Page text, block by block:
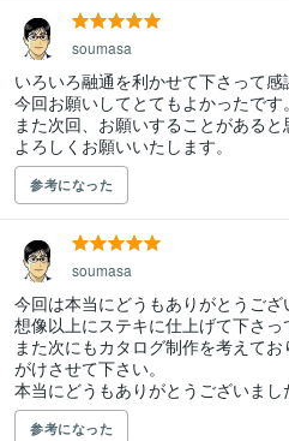
soumasa
いろいろ融通を利かせて下さって感
今回お願いしてとてもよかったです。
また次回、お願いすることがある
よろしくお願いいたします。
参考になった
soumasa
今回は本当にどうもありがとうござ
想像以上にステキに仕上げて下さっ
また次にもカタログ制作を考えて
がけさせて下さい。
本当にどうもありがとうございまし
参考になった